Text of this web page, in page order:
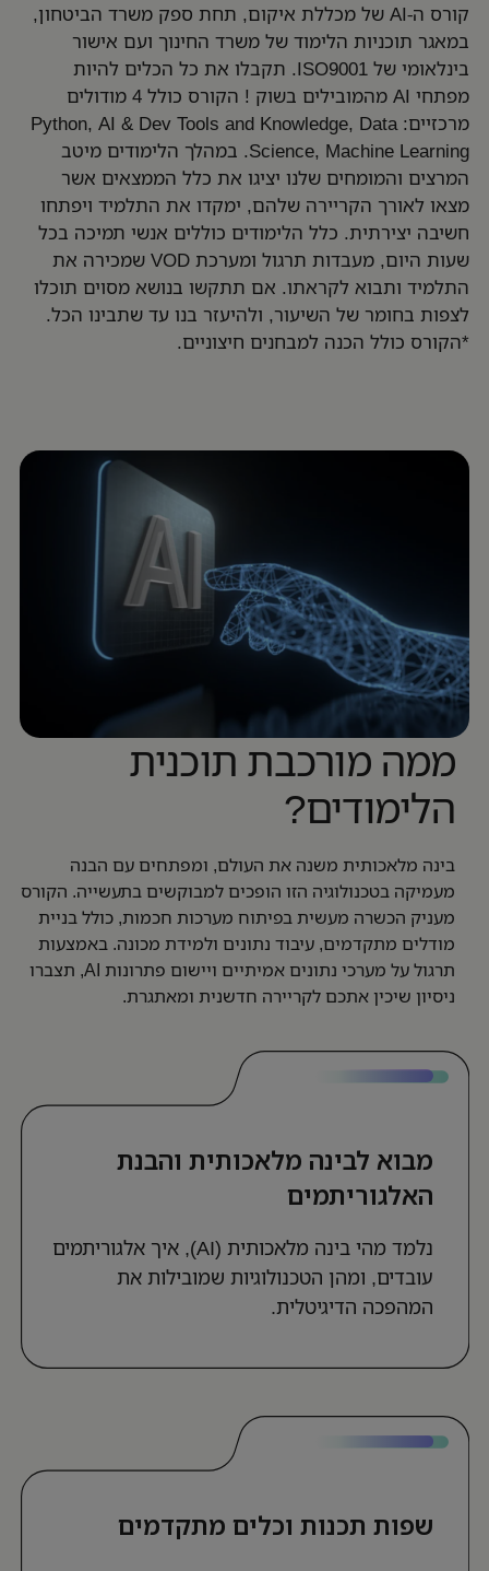
קורס ה-AI של מכללת איקום, תחת ספק משרד הביטחון,
במאגר תוכניות הלימוד של משרד החינוך ועם אישור
בינלאומי של ISO9001. תקבלו את כל הכלים להיות
מפתחי AI מהמובילים בשוק ! הקורס כולל 4 מודולים
מרכזיים: Python, AI & Dev Tools and Knowledge, Data
Science, Machine Learning. במהלך הלימודים מיטב
המרצים והמומחים שלנו יציגו את כלל הממצאים אשר
מצאו לאורך הקריירה שלהם, ימקדו את התלמיד ויפתחו
חשיבה יצירתית. כלל הלימודים כוללים אנשי תמיכה בכל
שעות היום, מעבדות תרגול ומערכת VOD שמכירה את
התלמיד ותבוא לקראתו. אם תתקשו בנושא מסוים תוכלו
לצפות בחומר של השיעור, ולהיעזר בנו עד שתבינו הכל.
*הקורס כולל הכנה למבחנים חיצוניים.
ממה מורכבת תוכנית
הלימודים?
בינה מלאכותית משנה את העולם, ומפתחים עם הבנה
מעמיקה בטכנולוגיה הזו הופכים למבוקשים בתעשייה. הקורס
מעניק הכשרה מעשית בפיתוח מערכות חכמות, כולל בניית
מודלים מתקדמים, עיבוד נתונים ולמידת מכונה. באמצעות
תרגול על מערכי נתונים אמיתיים ויישום פתרונות AI, תצברו
ניסיון שיכין אתכם לקריירה חדשנית ומאתגרת.
מבוא לבינה מלאכותית והבנת
האלגוריתמים
נלמד מהי בינה מלאכותית (AI), איך אלגוריתמים
עובדים, ומהן הטכנולוגיות שמובילות את
המהפכה הדיגיטלית.
שפות תכנות וכלים מתקדמים